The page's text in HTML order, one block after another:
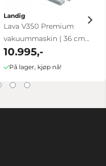
Landig
Lava V350 Premium
vakuummaskin | 36 cm
trippelsveis
10.995,-
På lager, kjøp nå!